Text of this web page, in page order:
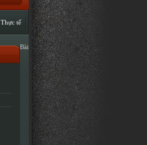
Thực tế
Bài